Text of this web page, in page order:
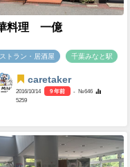
料理 一億
トラン・居酒屋 千葉みなと駅
caretaker
2016/10/14 9 年前
- №646
5259